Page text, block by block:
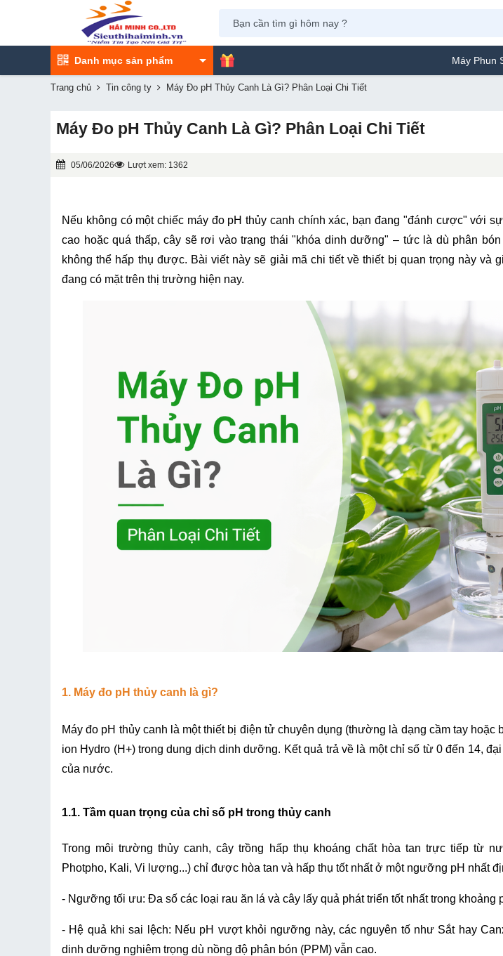
Danh mục sản phẩm Máy Phun Sơn Yamafuji
Trang chủ Tin công ty Máy Đo pH Thủy Canh Là Gì? Phân Loại Chi Tiết
Máy Đo pH Thủy Canh Là Gì? Phân Loại Chi Tiết
05/06/2026 Lượt xem: 1362
Nếu không có một chiếc máy đo pH thủy canh chính xác, bạn đang "đánh cược" với
cao hoặc quá thấp, cây sẽ rơi vào trạng thái "khóa dinh dưỡng" – tức là dù phân
không thể hấp thụ được. Bài viết này sẽ giải mã chi tiết về thiết bị quan trọng này và
đang có mặt trên thị trường hiện nay.
1. Máy đo pH thủy canh là gì?
Máy đo pH thủy canh là một thiết bị điện tử chuyên dụng (thường là dạng cầm tay hoặc
ion Hydro (H+) trong dung dịch dinh dưỡng. Kết quả trả về là một chỉ số từ 0 đến 14,
của nước.
1.1. Tầm quan trọng của chỉ số pH trong thủy canh
Trong môi trường thủy canh, cây trồng hấp thụ khoáng chất hòa tan trực tiếp từ
Photpho, Kali, Vi lượng...) chỉ được hòa tan và hấp thụ tốt nhất ở một ngưỡng pH nhất
- Ngưỡng tối ưu: Đa số các loại rau ăn lá và cây lấy quả phát triển tốt nhất trong khoảng
- Hệ quả khi sai lệch: Nếu pH vượt khỏi ngưỡng này, các nguyên tố như Sắt hay
dinh dưỡng nghiêm trọng dù nồng độ phân bón (PPM) vẫn cao.